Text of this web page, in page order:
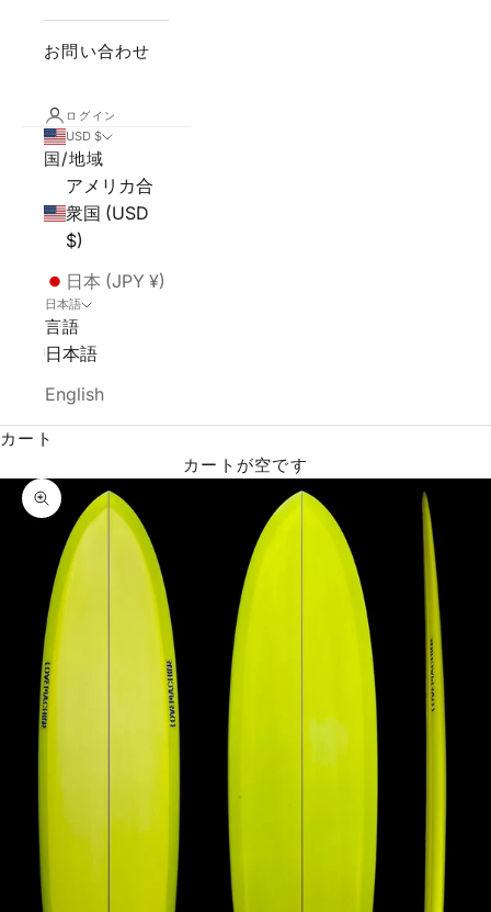
お問い合わせ
ログイン
USD $
国/地域
アメリカ合
衆国 (USD
$)
日本 (JPY ¥)
日本語
言語
日本語
English
カート
カートが空です
ズームイン